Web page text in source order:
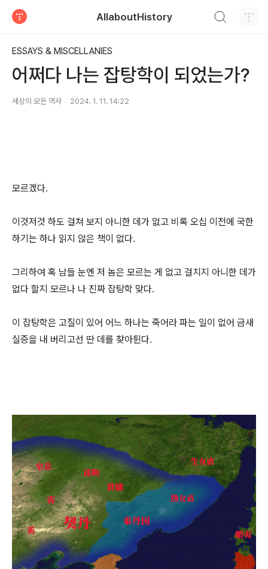
AllaboutHistory
ESSAYS & MISCELLANIES
어쩌다 나는 잡탕학이 되었는가?
세상의 모든 역사 2024. 1. 11. 14:22
모르겠다.
이것저것 하도 걸쳐 보지 아니한 데가 없고 비록 오십 이전에 국한
하기는 하나 읽지 않은 책이 없다.
그리하여 혹 남들 눈엔 저 놈은 모르는 게 없고 걸치지 아니한 데가
없다 할지 모르나 나 진짜 잡탕학 맞다.
이 잡탕학은 고질이 있어 어느 하나는 죽어라 파는 일이 없어 금새
실증을 내 버리고선 딴 데를 찾아튄다.